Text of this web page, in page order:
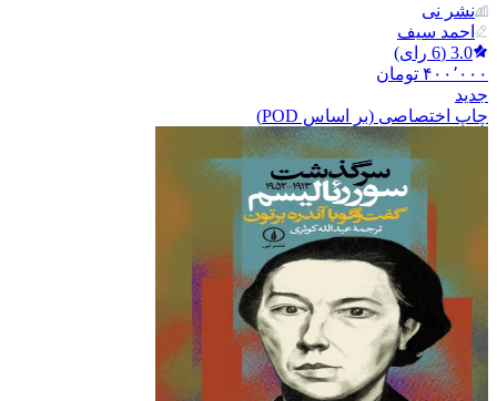
نشر نی
احمد سیف
3.0
(
6 رای)
۴۰۰٬۰۰۰ تومان
جدید
چاپ اختصاصی (بر اساس POD)